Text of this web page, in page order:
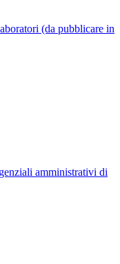
(da pubblicare in
amministrativi di